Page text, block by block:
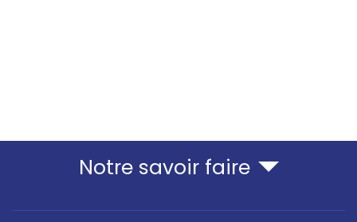
Notre savoir faire